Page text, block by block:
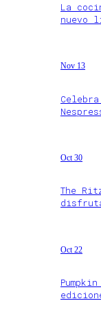
La
nuevo
Nov 13
Oct 30
The
Oct 22